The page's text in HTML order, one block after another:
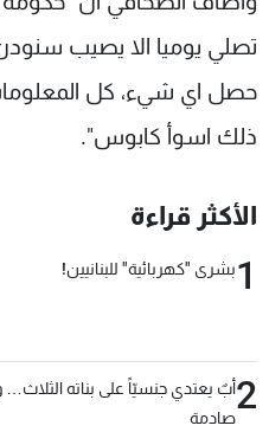
تصلي يوميا الا يصيب
حصل اي شيء، كل
ذلك اسوأ كابوس".
الأكثر قراءة
1بشرى "كهربائية" للبنانيين!
2أبٌ يعتدي جنسيّاً على بناته الثلاث…
صادمة